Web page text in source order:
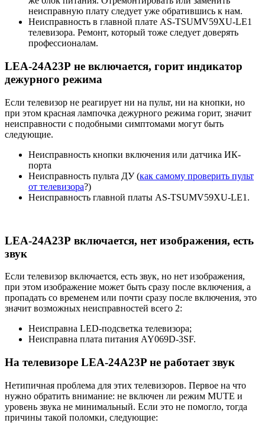
неисправную плату следует уже обратившись к нам.
Неисправность в главной плате AS-TSUMV59XU-LE1
телевизора. Ремонт, который тоже следует доверять
профессионалам.
LEA-24A23P не включается, горит индикатор
дежурного режима
Если телевизор не реагирует ни на пульт, ни на кнопки, но
при этом красная лампочка дежурного режима горит, значит
неисправности с подобными симптомами могут быть
следующие.
Неисправность кнопки включения или датчика ИК-
порта
Неисправность пульта ДУ (как самому проверить пульт
от телевизора?)
Неисправность главной платы AS-TSUMV59XU-LE1.
LEA-24A23P включается, нет изображения, есть
звук
Если телевизор включается, есть звук, но нет изображения,
при этом изображение может быть сразу после включения, а
пропадать со временем или почти сразу после включения, это
значит возможных неисправностей всего 2:
Неисправна LED-подсветка телевизора;
Неисправна плата питания AY069D-3SF.
На телевизоре LEA-24A23P не работает звук
Нетипичная проблема для этих телевизоров. Первое на что
нужно обратить внимание: не включен ли режим MUTE и
уровень звука не минимальный. Если это не помогло, тогда
причины такой поломки, следующие: